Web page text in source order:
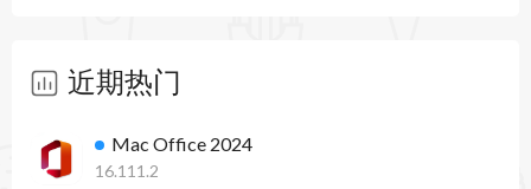
近期热门
Mac Office 2024
16.111.2